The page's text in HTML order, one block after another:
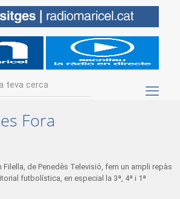
Fora
de Penedès Televisió, fem un ampli repàs
futbolística, en especial la 3ª, 4ª i 1ª